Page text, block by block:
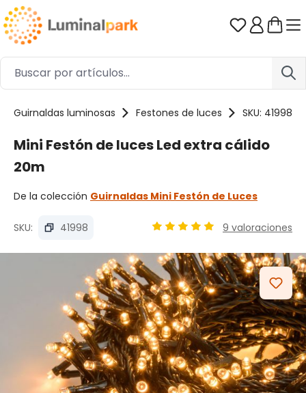
Saltar al contenido principal Tienes 0
Guirnaldas luminosas Festones de luces SKU: 41998
Mini Festón de luces Led extra cálido
20m
De la colección Guirnaldas Mini Festón de Luces
SKU: 41998 9 valoraciones
Omitir galería de imágenes